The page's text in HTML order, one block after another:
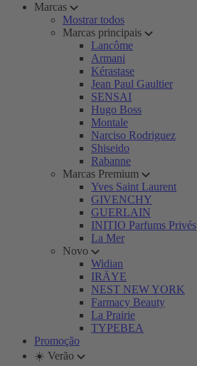
Marcas
Mostrar todos
Marcas principais
Lancôme
Armani
Kérastase
Jean Paul Gaultier
SENSAI
Hugo Boss
Montale
Narciso Rodriguez
Shiseido
Rabanne
Marcas Premium
Yves Saint Laurent
GIVENCHY
GUERLAIN
INITIO Parfums Privés
La Mer
Novo
Widian
IRÄYE
NEST NEW YORK
Farmacy Beauty
La Prairie
TYPEBEA
Promoção
☀️ Verão